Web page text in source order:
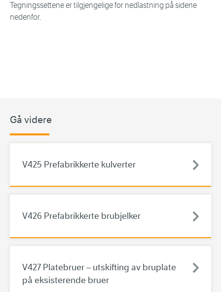
Tegningssettene er tilgjengelige for nedlastning på sidene
nedenfor.
Gå videre
V425 Prefabrikkerte kulverter
V426 Prefabrikkerte brubjelker
V427 Platebruer – utskifting av bruplate
på eksisterende bruer